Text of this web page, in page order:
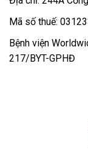
Mã số thuế:
Bệnh viện
217/BYT-GPHĐ